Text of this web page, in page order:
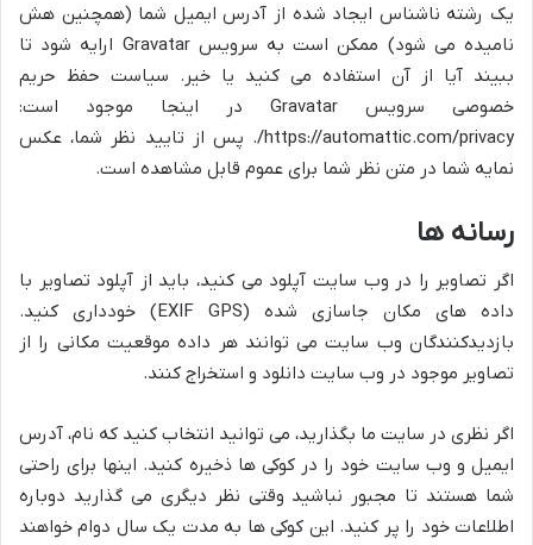
یک رشته ناشناس ایجاد شده از آدرس ایمیل شما (همچنین هش
نامیده می شود) ممکن است به سرویس Gravatar ارایه شود تا
ببیند آیا از آن استفاده می کنید یا خیر. سیاست حفظ حریم
خصوصی سرویس Gravatar در اینجا موجود است:
https://automattic.com/privacy/. پس از تایید نظر شما، عکس
نمایه شما در متن نظر شما برای عموم قابل مشاهده است.
رسانه ها
اگر تصاویر را در وب سایت آپلود می کنید، باید از آپلود تصاویر با
داده های مکان جاسازی شده (EXIF GPS) خودداری کنید.
بازدیدکنندگان وب سایت می توانند هر داده موقعیت مکانی را از
تصاویر موجود در وب سایت دانلود و استخراج کنند.
اگر نظری در سایت ما بگذارید، می توانید انتخاب کنید که نام، آدرس
ایمیل و وب سایت خود را در کوکی ها ذخیره کنید. اینها برای راحتی
شما هستند تا مجبور نباشید وقتی نظر دیگری می گذارید دوباره
اطلاعات خود را پر کنید. این کوکی ها به مدت یک سال دوام خواهند